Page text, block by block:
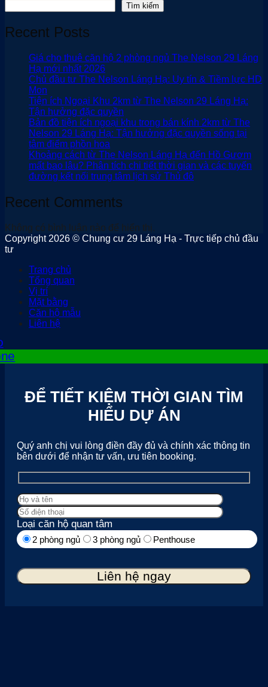
Tìm kiếm
Recent Posts
Giá cho thuê căn hộ 2 phòng ngủ The Nelson 29 Láng
Hạ mới nhất 2026
Chủ đầu tư The Nelson Láng Hạ: Uy tín & Tiềm lực HD
Mon
Tiện ích Ngoại Khu 2km từ The Nelson 29 Láng Hạ:
Tận hưởng đặc quyền
Bản đồ tiện ích ngoại khu trong bán kính 2km từ The
Nelson 29 Láng Hạ: Tận hưởng đặc quyền sống tại
tâm điểm phồn hoa
Khoảng cách từ The Nelson Láng Hạ đến Hồ Gươm
mất bao lâu? Phân tích chi tiết thời gian và các tuyến
đường kết nối trung tâm lịch sử Thủ đô
Recent Comments
Không có bình luận nào để hiển thị.
Copyright 2026 © Chung cư 29 Láng Hạ - Trực tiếp chủ đầu
tư
Trang chủ
Tổng quan
Vị trí
Mặt bằng
Căn hộ mẫu
Liên hệ
ĐỂ TIẾT KIỆM THỜI GIAN TÌM
HIỂU DỰ ÁN
Quý anh chị vui lòng điền đầy đủ và chính xác thông tin
bên dưới để nhận tư vấn, ưu tiên booking.
Loại căn hộ quan tâm
2 phòng ngủ 3 phòng ngủ Penthouse